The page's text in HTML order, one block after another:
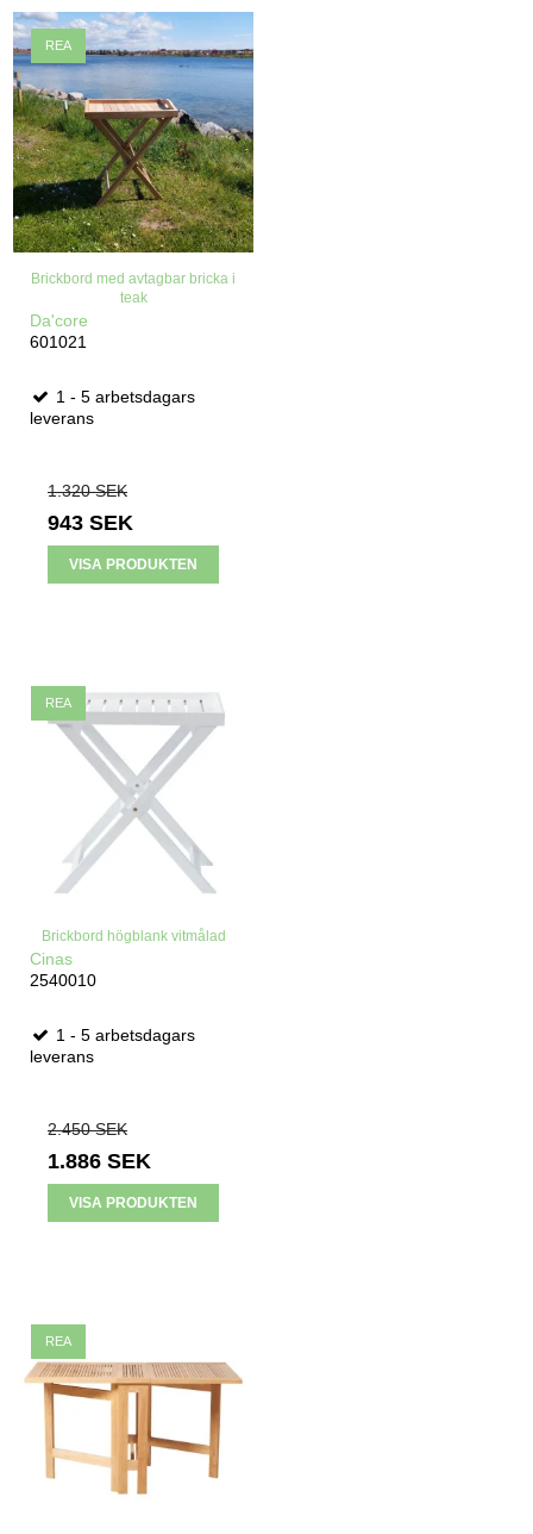
REA
Brickbord med avtagbar bricka i
teak
Da'core
601021
1 - 5 arbetsdagars
leverans
1.320 SEK
943 SEK
VISA PRODUKTEN
REA
Brickbord högblank vitmålad
Cinas
2540010
1 - 5 arbetsdagars
leverans
2.450 SEK
1.886 SEK
VISA PRODUKTEN
REA